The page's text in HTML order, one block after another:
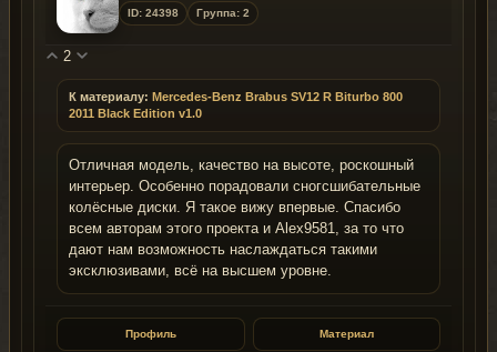
ID: 24398 Группа: 2
2
К материалу: Mercedes-Benz Brabus SV12 R Biturbo 800
2011 Black Edition v1.0
Отличная модель, качество на высоте, роскошный
интерьер. Особенно порадовали сногсшибательные
колёсные диски. Я такое вижу впервые. Спасибо
всем авторам этого проекта и Alex9581, за то что
дают нам возможность наслаждаться такими
эксклюзивами, всё на высшем уровне.
Профиль Материал